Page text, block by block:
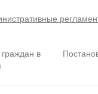
в